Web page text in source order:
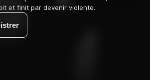
et finit par devenir violente.